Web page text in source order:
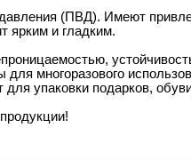
(ПВД). Имеют
ярким и гладким.
многоразового
упаковки подарков,